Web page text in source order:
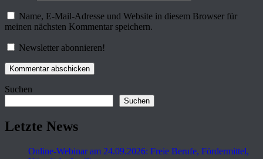
Name, E-Mail-Adresse und Website in diesem Browser für
meinen nächsten Kommentar speichern.
Newsletter abonnieren!
Suchen
Suchen
Letzte News
Online-Webinar am 24.09.2026: Freie Berufe, Fördermittel,